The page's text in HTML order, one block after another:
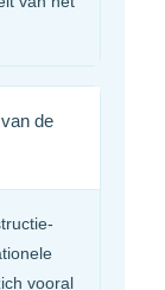
de
vooral